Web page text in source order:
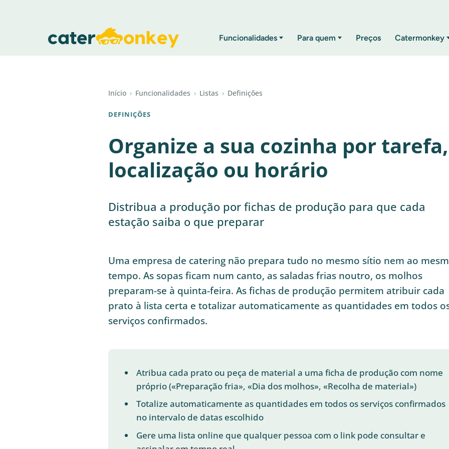
Funcionalidades Para quem Preços Catermonkey
Início › Funcionalidades › Listas › Definições
DEFINIÇÕES
Organize a sua cozinha por tarefa,
localização ou horário
Distribua a produção por fichas de produção para que cada
estação saiba o que preparar
Uma empresa de catering não prepara tudo no mesmo sítio nem ao
tempo. As sopas ficam num canto, as saladas frias noutro, os molhos
preparam-se à quinta-feira. As fichas de produção permitem atribuir cada
prato à lista certa e totalizar automaticamente as quantidades em todos
serviços confirmados.
Atribua cada prato ou peça de material a uma ficha de produção com nome
próprio («Preparação fria», «Dia dos molhos», «Recolha de material»)
Totalize automaticamente as quantidades em todos os serviços confirmados
no intervalo de datas escolhido
Gere uma lista online que qualquer pessoa com o link pode consultar e